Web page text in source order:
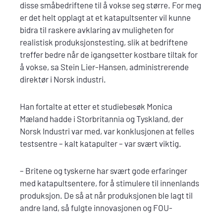
disse småbedriftene til å vokse seg større. For meg
er det helt opplagt at et katapultsenter vil kunne
bidra til raskere avklaring av muligheten for
realistisk produksjonstesting, slik at bedriftene
treffer bedre når de igangsetter kostbare tiltak for
å vokse, sa Stein Lier-Hansen, administrerende
direktør i Norsk industri.
Han fortalte at etter et studiebesøk Monica
Mæland hadde i Storbritannia og Tyskland, der
Norsk Industri var med, var konklusjonen at felles
testsentre – kalt katapulter – var svært viktig.
– Britene og tyskerne har svært gode erfaringer
med katapultsentere, for å stimulere til innenlands
produksjon. De så at når produksjonen ble lagt til
andre land, så fulgte innovasjonen og FOU-